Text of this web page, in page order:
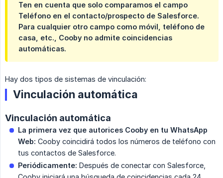
Ten en cuenta que solo comparamos el campo
Teléfono en el contacto/prospecto de Salesforce.
Para cualquier otro campo como móvil, teléfono de
casa, etc., Cooby no admite coincidencias
automáticas.
Hay dos tipos de sistemas de vinculación:
Vinculación automática
Vinculación automática
La primera vez que autorices Cooby en tu WhatsApp
Web: Cooby coincidirá todos los números de teléfono con
tus contactos de Salesforce.
Periódicamente: Después de conectar con Salesforce,